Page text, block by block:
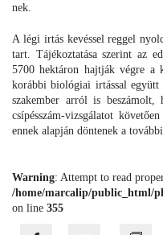
nek.
A légi irtás kevéssel reggel
tart. Tájékoztatása szerint az
5700 hektáron hajtják végre a
korábbi biológiai irtással együtt
szakember arról is
csípésszám-vizsgálatot
ennek alapján döntenek a
Warning: Attempt to read
/home/marcalip/public_html/
on line 355